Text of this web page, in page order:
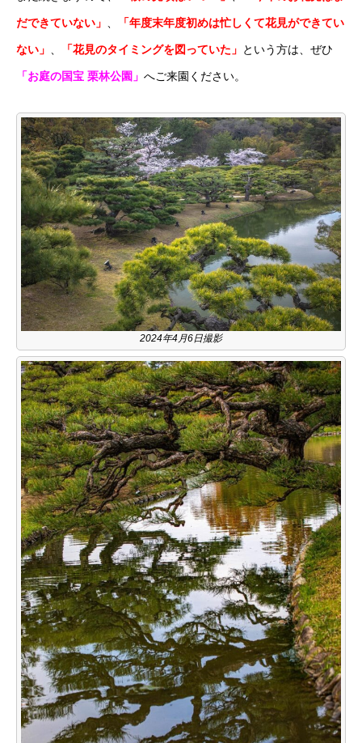
だできていない」 、 「年度末年度初めは忙しくて花見ができてい
ない」 、 「花見のタイミングを図っていた」 という方は、ぜひ
「お庭の国宝 栗林公園」 へご来園ください。
2024年4月6日撮影